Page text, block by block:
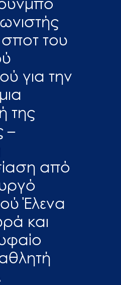
του
για την
της
–
από
Έλενα
και